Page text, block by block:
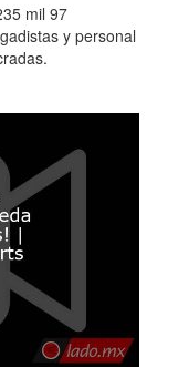
mil 97
y personal